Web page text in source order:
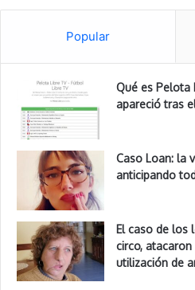
Popular
Qué es Pelota
apareció tras
Caso Loan: la
anticipando
El caso de los
circo,
utilización de